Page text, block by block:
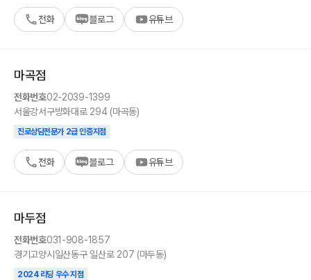
전화 블로그 유튜브
마곡점
전화번호02-2039-1399
서울강서구방화대로 294 (마곡동)
진로상담전문가 2급 인증지점
전화 블로그 유튜브
마두점
전화번호031-908-1857
경기고양시 일산동구 일산로 207 (마두동)
2024 리딩 우수 지점